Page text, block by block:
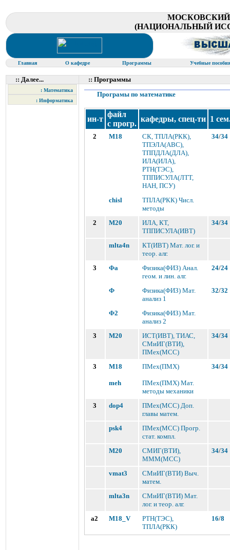
(НАЦИОНАЛЬНЫЙ
Главная О кафедре Программы Учебные
:: Далее... :: Программы
: Математика
: Информатика
Програмы по математике
ин-т
файл
с прогр.
кафедры, спец-ти 1
2 M18
СК, ТПЛА(РКК),
ТПЭЛА(АВС),
ТППДЛА(ДЛА),
ИЛА(ИЛА),
РТН(ТЭС),
ТППИСУЛА(ЛТТ,
НАН, ПСУ)
34/34
chisl
ТПЛА(РКК) Числ.
методы
2
M20
ИЛА, КТ,
ТППИСУЛА(ИВТ)
34/34
mlta4n
КТ(ИВТ) Мат. лог. и
теор. алг.
3
Фа
Физика(ФИЗ) Анал.
геом. и лин. алг.
24/24
Ф
Физика(ФИЗ) Мат.
анализ 1
32/32
Ф2
Физика(ФИЗ) Мат.
анализ 2
3
M20
ИСТ(ИВТ), ТИАС,
СМиИГ(ВТИ),
ПМех(МСС)
34/34
3 M18 ПМех(ПМХ) 34/34
meh
ПМех(ПМХ) Мат.
методы механики
3
dop4
ПМех(МСС) Доп.
главы матем.
psk4
ПМех(МСС) Прогр.
стат. компл.
M20
СМИГ(ВТИ),
МММ(МСС)
34/34
vmat3
СМиИГ(ВТИ) Выч.
матем.
mlta3n
СМиИГ(ВТИ) Мат.
лог. и теор. алг.
a2
M18_V
РТН(ТЭС),
ТПЛА(РКК)
16/8